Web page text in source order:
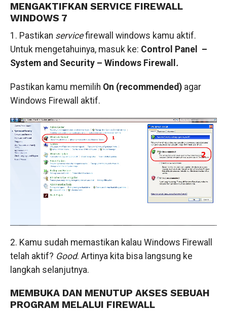
MENGAKTIFKAN SERVICE FIREWALL
WINDOWS 7
1. Pastikan servicefirewall windows kamu aktif.
Untuk mengetahuinya, masuk ke: Control Panel –
System and Security – Windows Firewall .
Pastikan kamu memilih On (recommended)agar
Windows Firewall aktif.
2. Kamu sudah memastikan kalau Windows Firewall
telah aktif? Good. Artinya kita bisa langsung ke
langkah selanjutnya.
MEMBUKA DAN MENUTUP AKSES SEBUAH
PROGRAM MELALUI FIREWALL